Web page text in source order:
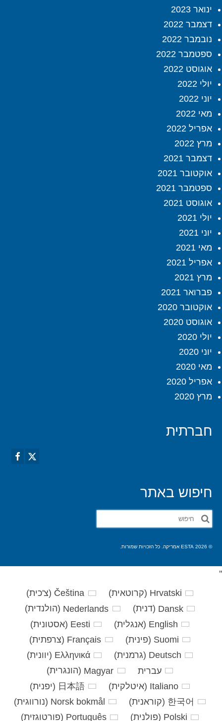
ינואר 2023
דצמבר 2022
נובמבר 2022
ספטמבר 2022
אוגוסט 2022
יולי 2022
יוני 2022
מאי 2022
אפריל 2022
מרץ 2022
דצמבר 2021
אוקטובר 2021
ספטמבר 2021
אוגוסט 2021
יולי 2021
יוני 2021
מאי 2021
אפריל 2021
מרץ 2021
פברואר 2021
אוקטובר 2020
אוגוסט 2020
יולי 2020
יוני 2020
מאי 2020
אפריל 2020
מרץ 2020
חברתית
חיפוש באתר
חפש
© 2026 ESTA אמריקה. כל הזכויות שמורות.
'
'
Hrvatski
(קרוטאית)
Čeština
(צ'כית)
Dansk
(דנית)
Nederlands
(הולנדית)
English
(אנגלית)
Eesti
(אסטונית)
Suomi
(פינית)
Français
(צרפתית)
Deutsch
(גרמנית)
Ελληνικά
(יוונית)
עברית
Magyar
(הונגרית)
Italiano
(איטלקית)
日本語
(יפנית)
한국어
(קוראנית)
Norsk bokmål
(נורווגית)
Polski
(פולנית)
Português
(פורטוגזית)